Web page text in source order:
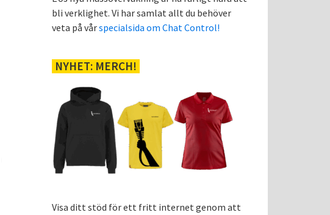
bli verklighet. Vi har samlat allt du behöver
veta på vårspecialsida om Chat Control!
NYHET: MERCH!
Visa ditt stöd för ett fritt internet genom att